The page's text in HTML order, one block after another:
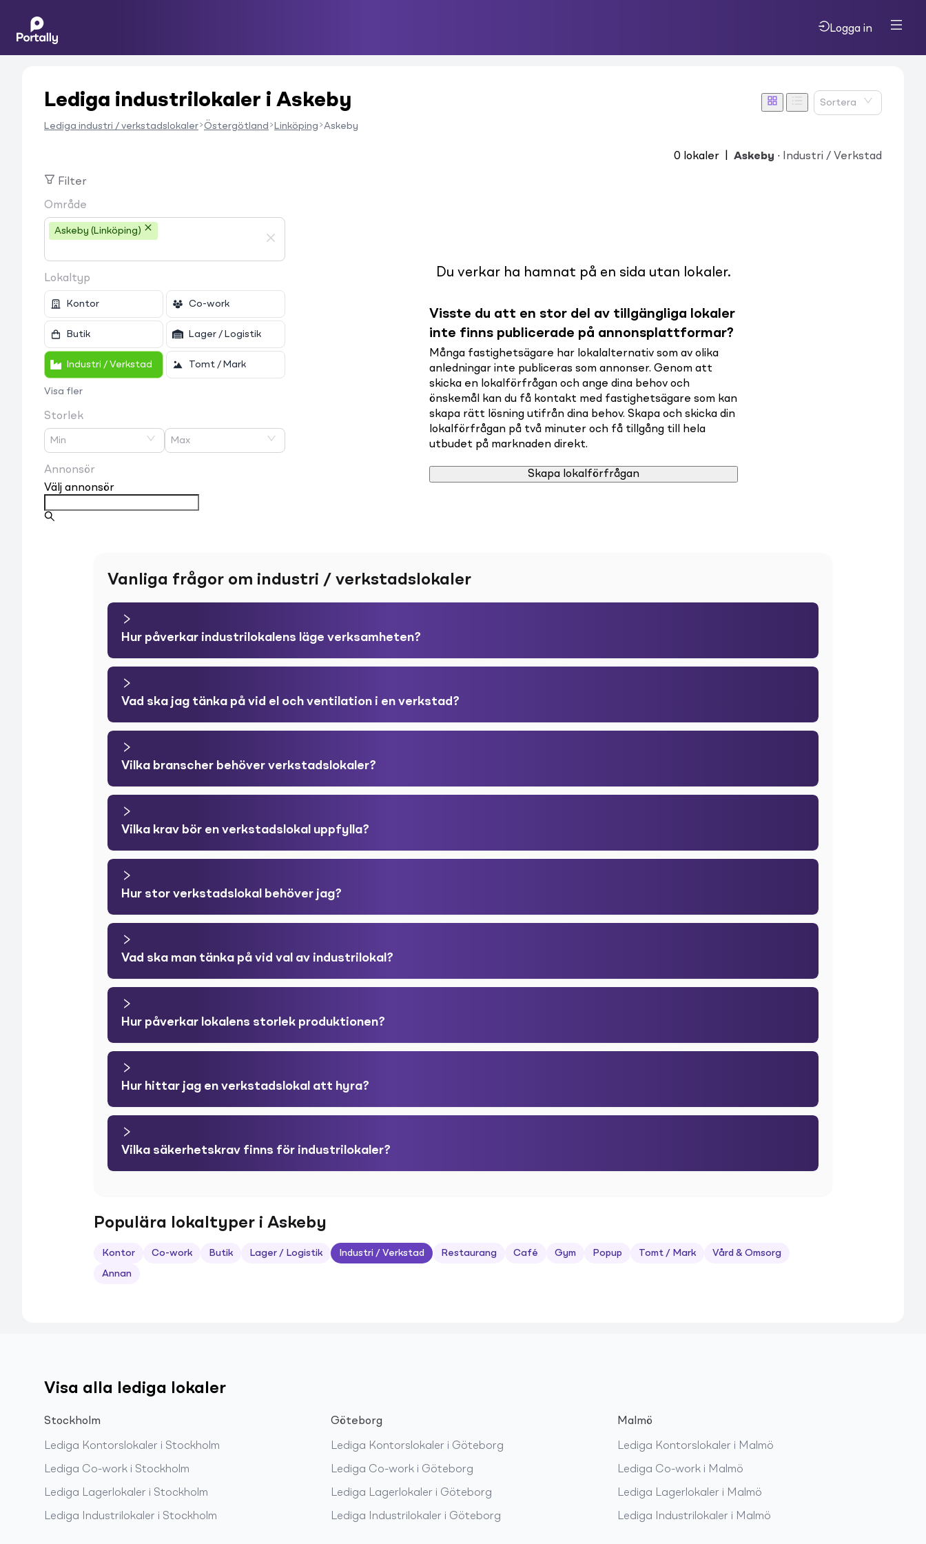
Logga in
Lediga industrilokaler i Askeby
Lediga industri / verkstadslokaler Östergötland Linköping Askeby
Sortera
0 lokaler Askeby · Industri / Verkstad
Filter
Område
Askeby (Linköping)
Lokaltyp
Kontor Co-work
Butik Lager / Logistik
Industri / Verkstad Tomt / Mark
Visa fler
Storlek
Min Max
Annonsör
Välj annonsör
Du verkar ha hamnat på en sida utan lokaler.
Visste du att en stor del av tillgängliga lokaler
inte finns publicerade på annonsplattformar?
Många fastighetsägare har lokalalternativ som av olika
anledningar inte publiceras som annonser. Genom att
skicka en lokalförfrågan och ange dina behov och
önskemål kan du få kontakt med fastighetsägare som kan
skapa rätt lösning utifrån dina behov. Skapa och skicka din
lokalförfrågan på två minuter och få tillgång till hela
utbudet på marknaden direkt.
Skapa lokalförfrågan
Vanliga frågor om industri / verkstadslokaler
Hur påverkar industrilokalens läge verksamheten?
Vad ska jag tänka på vid el och ventilation i en verkstad?
Vilka branscher behöver verkstadslokaler?
Vilka krav bör en verkstadslokal uppfylla?
Hur stor verkstadslokal behöver jag?
Vad ska man tänka på vid val av industrilokal?
Hur påverkar lokalens storlek produktionen?
Hur hittar jag en verkstadslokal att hyra?
Vilka säkerhetskrav finns för industrilokaler?
Populära lokaltyper i Askeby
Kontor Co-work Butik Lager / Logistik Industri / Verkstad Restaurang Café Gym Popup Tomt / Mark Vård & Omsorg
Annan
Visa alla lediga lokaler
Stockholm
Lediga Kontorslokaler i Stockholm
Lediga Co-work i Stockholm
Lediga Lagerlokaler i Stockholm
Lediga Industrilokaler i Stockholm
Göteborg
Lediga Kontorslokaler i Göteborg
Lediga Co-work i Göteborg
Lediga Lagerlokaler i Göteborg
Lediga Industrilokaler i Göteborg
Malmö
Lediga Kontorslokaler i Malmö
Lediga Co-work i Malmö
Lediga Lagerlokaler i Malmö
Lediga Industrilokaler i Malmö